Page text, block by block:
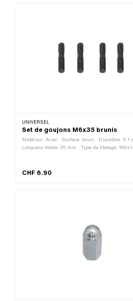
UNIVERSEL
Set de goujons M6x35 brunis
Matériau: Acier · Surface: bruni · Diamètre: 6.1
Longueur totale: 35 mm · Type de filetage:
CHF 6.90